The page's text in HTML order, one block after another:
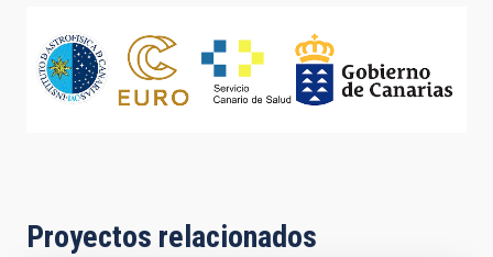
Proyectos relacionados